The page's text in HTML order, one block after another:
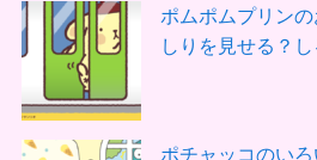
ポムポムプリン
しりを見せる？
ポチャッコのい